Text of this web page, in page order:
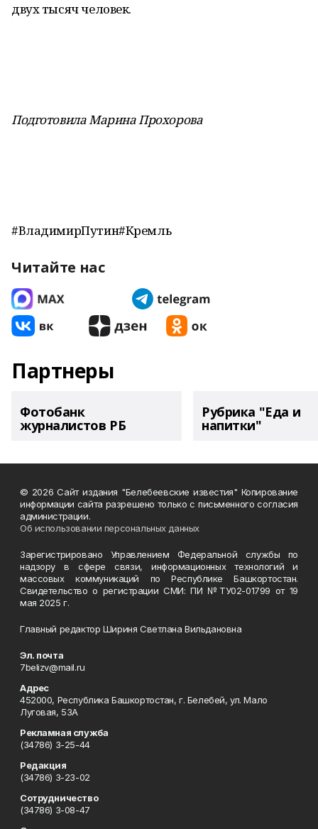
двух тысяч человек.
Подготовила Марина Прохорова
#ВладимирПутин#Кремль
Читайте нас
Партнеры
Фотобанк
журналистов РБ
Рубрика "Еда и
напитки"
© 2026 Сайт издания "Белебеевские известия" Копирование
информации сайта разрешено только с письменного согласия
администрации.
Об использовании персональных данных
Зарегистрировано Управлением Федеральной службы по
надзору в сфере связи, информационных технологий и
массовых коммуникаций по Республике Башкортостан.
Свидетельство о регистрации СМИ: ПИ №ТУ02-01799 от 19
мая 2025 г.
Главный редактор Шириня Светлана Вильдановна
Эл. почта
7belizv@mail.ru
Адрес
452000, Республика Башкортостан, г. Белебей, ул. Мало
Луговая, 53А
Рекламная служба
(34786) 3-25-44
Редакция
(34786) 3-23-02
Сотрудничество
(34786) 3-08-47